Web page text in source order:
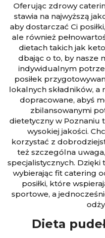
Oferując zdrowy
stawia na najwyższą
aby dostarczać Ci
ale również
dietach takich jak
dbając o to, by nasze
indywidualnym
posiłek
lokalnych składników, a
dopracowane, abyś
zbilansowanymi
dietetyczny w Poznaniu
wysokiej jakości.
korzystać z
też szczególna
specjalistycznych.
wybierając fit catering
posiłki, które
sportowe, a
Dieta